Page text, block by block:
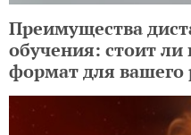
Преимущества
обучения: стоит ли
формат для вашего